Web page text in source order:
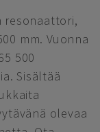
resonaattori,
mm. Vuonna
500
Sisältää
olevaa